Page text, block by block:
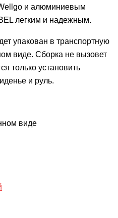
и алюминиевым
легким и надежным.
упакован в транспортную
виде. Сборка не вызовет
только установить
и руль.
виде